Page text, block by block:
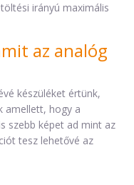
irányú maximális
az analóg
készüléket értünk,
amellett, hogy a
szebb képet ad mint az
tesz lehetővé az